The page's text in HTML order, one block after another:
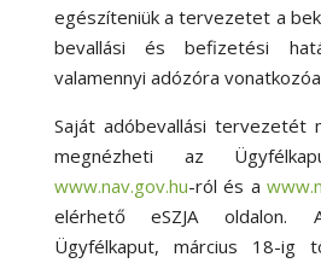
egészíteniük a tervezetet a
bevallási és befizetési
valamennyi adózóra
Saját adóbevallási tervezetét
megnézheti az
www.nav.gov.hu-ról és a
elérhető eSZJA oldalon.
Ügyfélkaput, március 18-ig